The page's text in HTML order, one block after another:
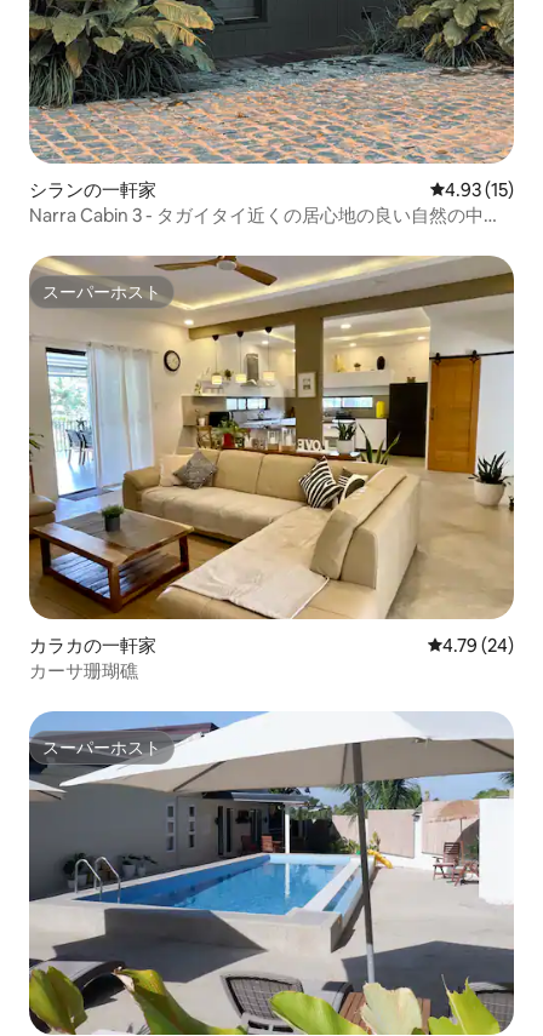
シランの一軒家 レビュー15
4.93 (15)
Narra Cabin 3 - タガイタイ近くの居心地の良い自然の中の
スーパーホスト
スーパーホスト
カラカの一軒家 レビュー24
4.79 (24)
カーサ珊瑚礁
スーパーホスト
スーパーホスト